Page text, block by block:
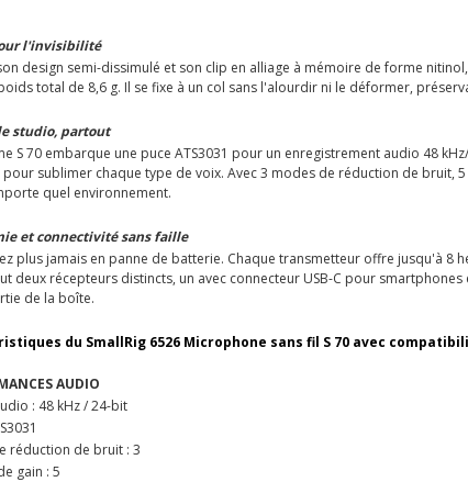
l'invisibilité
design semi-dissimulé et son clip en alliage à mémoire de forme
total de 8,6 g. Il se fixe à un col sans l'alourdir ni le déformer,
studio, partout
S 70 embarque une puce ATS3031 pour un enregistrement audio 48
pour sublimer chaque type de voix. Avec 3 modes de réduction de bruit,
quel environnement.
et connectivité sans faille
plus jamais en panne de batterie. Chaque transmetteur offre jusqu'à 8
deux récepteurs distincts, un avec connecteur USB-C pour
de la boîte.
du SmallRig 6526 Microphone sans fil S 70 avec
AUDIO
: 48 kHz / 24-bit
réduction de bruit : 3
gain : 5